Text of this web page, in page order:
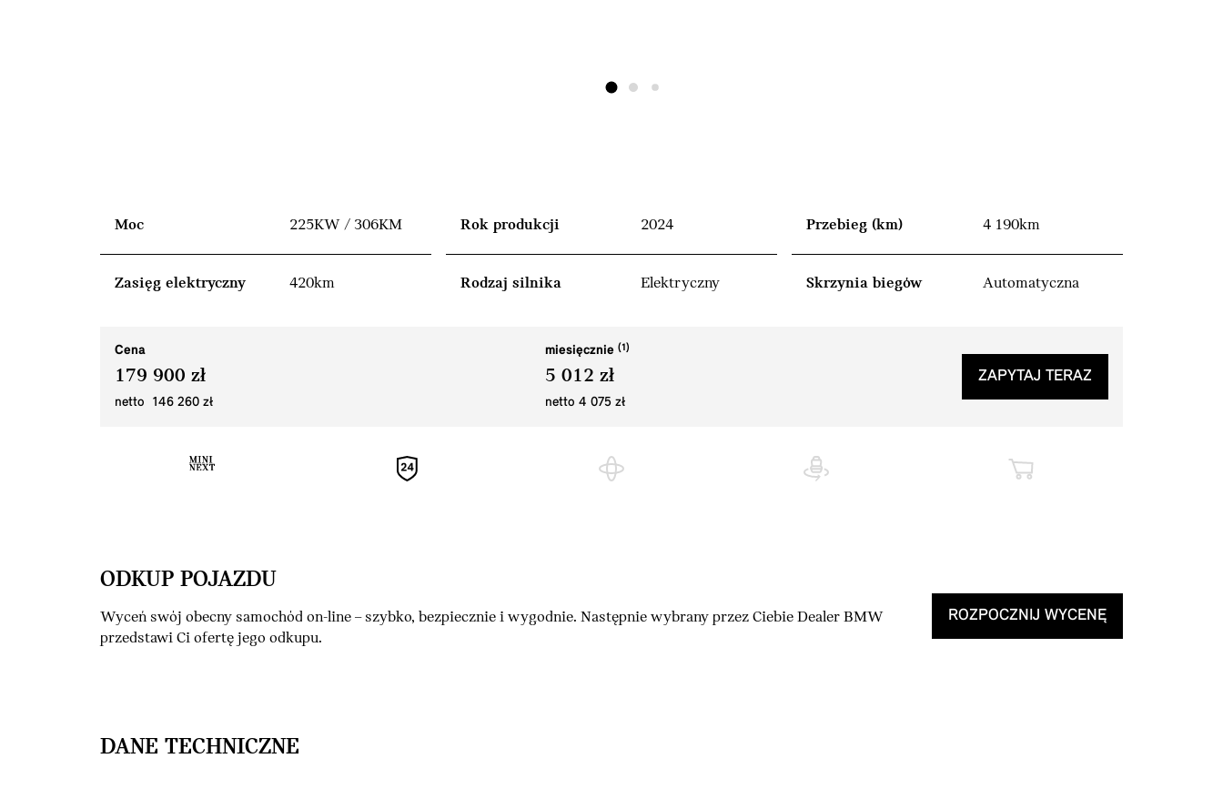
Moc 225KW / 306KM
Zasięg elektryczny 420km
Rok produkcji 2024
Rodzaj silnika Elektryczny
Przebieg (km) 4 190km
Skrzynia biegów Automatyczna
Cena
179 900 zł
netto 146 260 zł
miesięcznie
5 012 zł
netto 4 075 zł
ZAPYTAJ TERAZ
ODKUP POJAZDU
Wyceń swój obecny samochód on-line – szybko, bezpiecznie i wygodnie. Następnie wybrany przez Ciebie Dealer BMW
przedstawi Ci ofertę jego odkupu.
ROZPOCZNIJ WYCENĘ
DANE TECHNICZNE